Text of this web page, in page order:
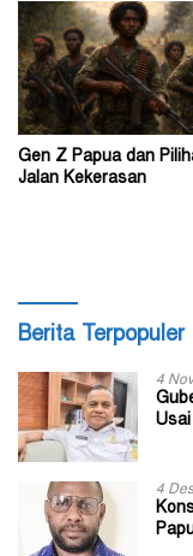
Gen Z Papua dan
Jalan Kekerasan
Berita Terpopuler
4
Usai
4